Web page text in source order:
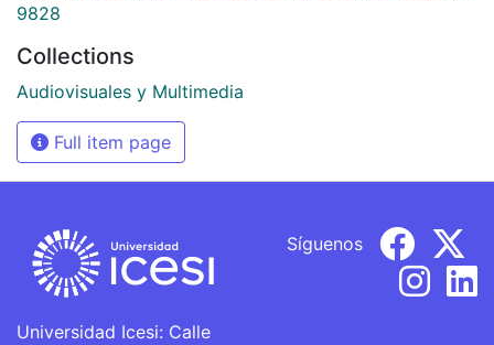
9828
Collections
Audiovisuales y Multimedia
Full item page
Universidad Icesi: Calle
Síguenos